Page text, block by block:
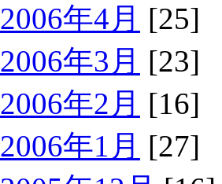
2006年4月 [25]
2006年3月 [23]
2006年2月 [16]
2006年1月 [27]